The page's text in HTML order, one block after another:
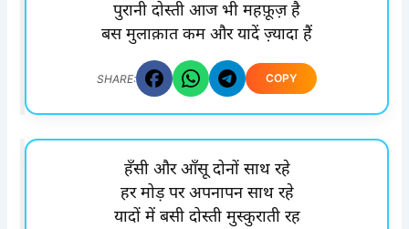
पुरानी दोस्ती आज भी महफ़ूज़ है
बस मुलाक़ात कम और यादें ज़्यादा हैं
SHARE: COPY
हँसी और आँसू दोनों साथ रहे
हर मोड़ पर अपनापन साथ रहे
यादों में बसी दोस्ती मुस्कुराती रह